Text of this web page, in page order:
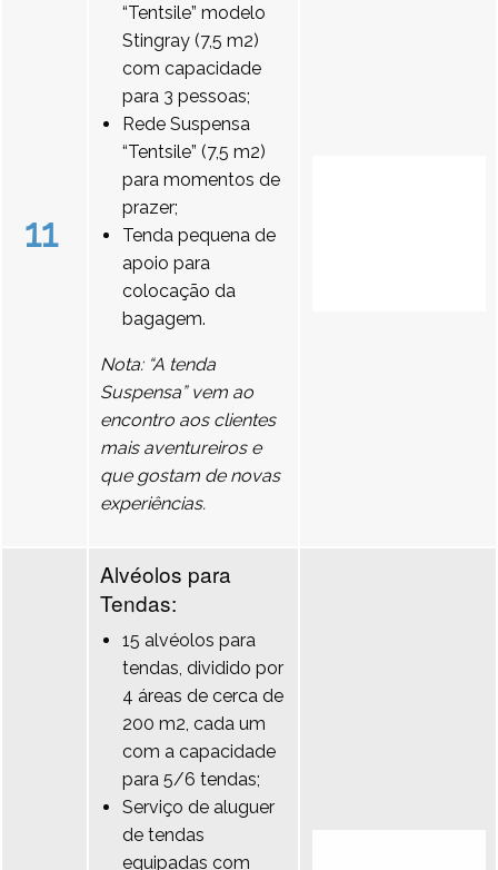
11
“Tentsile” modelo
Stingray (7,5 m2)
com capacidade
para 3 pessoas;
Rede Suspensa
“Tentsile” (7,5 m2)
para momentos de
prazer;
Tenda pequena de
apoio para
colocação da
bagagem.
Nota: “A tenda
Suspensa” vem ao
encontro aos clientes
mais aventureiros e
que gostam de novas
experiências.
Alvéolos para
Tendas:
15 alvéolos para
tendas, dividido por
4 áreas de cerca de
200 m2, cada um
com a capacidade
para 5/6 tendas;
Serviço de aluguer
de tendas
equipadas com